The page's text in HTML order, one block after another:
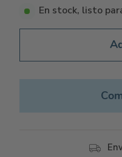
En stock, listo